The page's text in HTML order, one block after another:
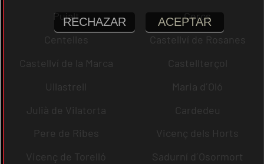
Pujalt
Cercs
Centelles
Castellví de Rosanes
Castellví de la Marca
Castellterçol
Ullastrell
Maria d´Oló
Julià de Vilatorta
Cardedeu
Pere de Ribes
Vicenç dels Horts
Vicenç de Torelló
Sadurní d´Osormort
RECHAZAR ACEPTAR